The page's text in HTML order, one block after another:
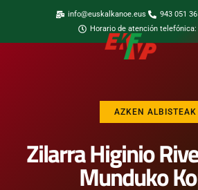
info@euskalkanoe.eus 943 051
Horario de atención telefónica:
AZKEN ALBISTEAK
Zilarra Higinio
Munduko